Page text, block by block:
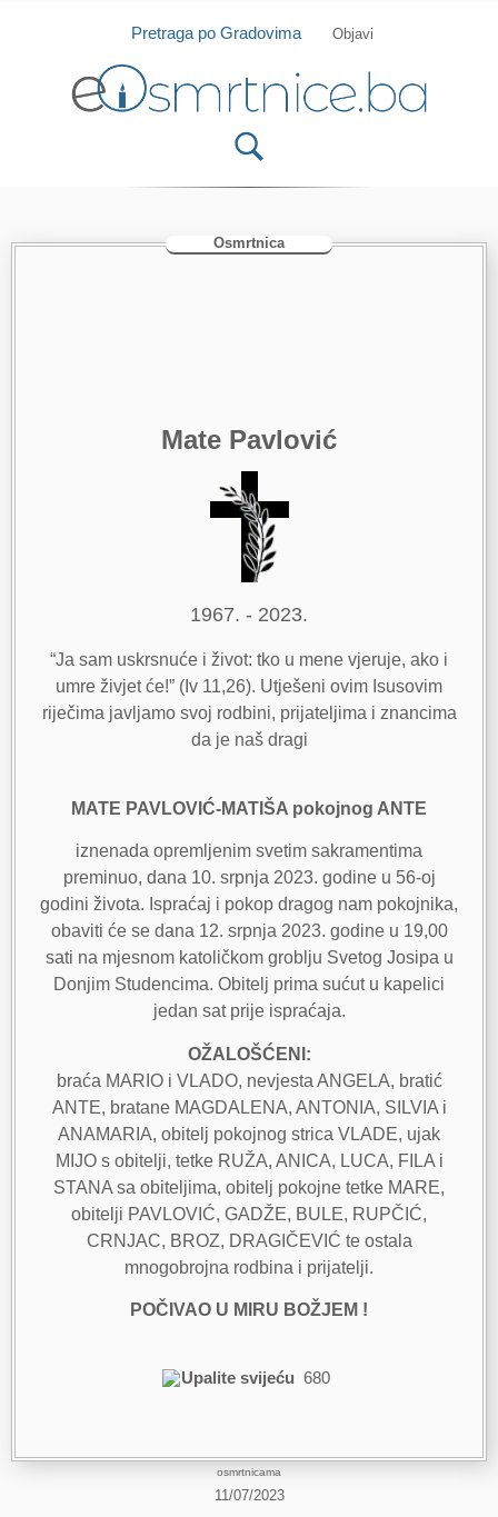
Isprobajte našu Android i IOS aplikaciju
Pretraga po Gradovima Objavi
Osmrtnica
Mate Pavlović
1967. - 2023.
“Ja sam uskrsnuće i život: tko u mene vjeruje, ako i
umre živjet će!” (Iv 11,26). Utješeni ovim Isusovim
riječima javljamo svoj rodbini, prijateljima i znancima
da je naš dragi
MATE PAVLOVIĆ-MATIŠA pokojnog ANTE
iznenada opremljenim svetim sakramentima
preminuo, dana 10. srpnja 2023. godine u 56-oj
godini života. Ispraćaj i pokop dragog nam pokojnika,
obaviti će se dana 12. srpnja 2023. godine u 19,00
sati na mjesnom katoličkom groblju Svetog Josipa u
Donjim Studencima. Obitelj prima sućut u kapelici
jedan sat prije ispraćaja.
OŽALOŠĆENI:
braća MARIO i VLADO, nevjesta ANGELA, bratić
ANTE, bratane MAGDALENA, ANTONIA, SILVIA i
ANAMARIA, obitelj pokojnog strica VLADE, ujak
MIJO s obitelji, tetke RUŽA, ANICA, LUCA, FILA i
STANA sa obiteljima, obitelj pokojne tetke MARE,
obitelji PAVLOVIĆ, GADŽE, BULE, RUPČIĆ,
CRNJAC, BROZ, DRAGIČEVIĆ te ostala
mnogobrojna rodbina i prijatelji.
POČIVAO U MIRU BOŽJEM !
Upalite svijeću 680
osmrtnicama
11/07/2023